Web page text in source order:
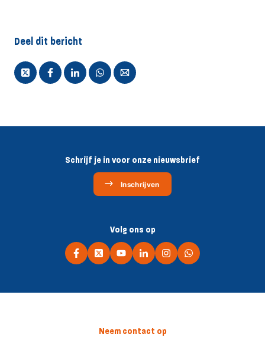
Deel dit bericht
Schrijf je in voor onze nieuwsbrief
Inschrijven
Volg ons op
Neem contact op